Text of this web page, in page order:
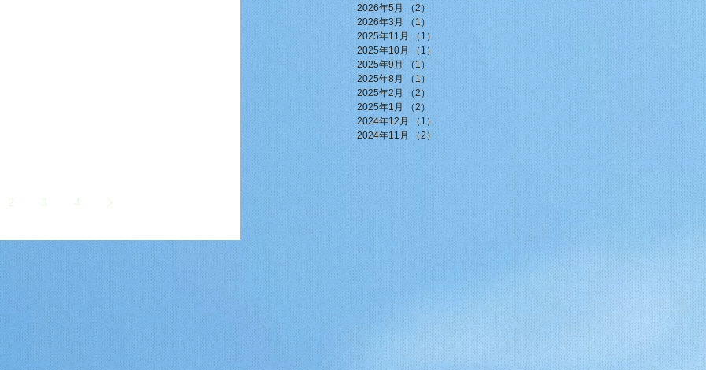
2 3 4
2026年5月
（2）
2件の記事
2026年3月
（1） 1件の記事
2025年11月 （1） 1件の記事
2025年10月 （1）1件の記事
2025年9月
（1） 1件の記事
2025年8月 （1） 1件の記事
2025年2月 （2） 2件の記事
2025年1月
（2） 2件の記事
2024年12月
（1） 1件の記事
2024年11月
（2） 2件の記事